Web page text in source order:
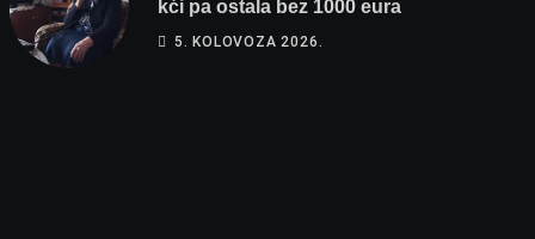
kći pa ostala bez 1000 eura
5. KOLOVOZA 2026.